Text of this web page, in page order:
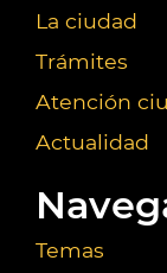
La ciudad
Trámites
Atención
Actualidad
Temas